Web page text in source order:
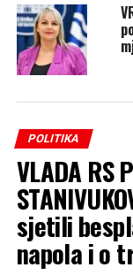
POLITIKA
VLADA RS
sjetili
napola i o